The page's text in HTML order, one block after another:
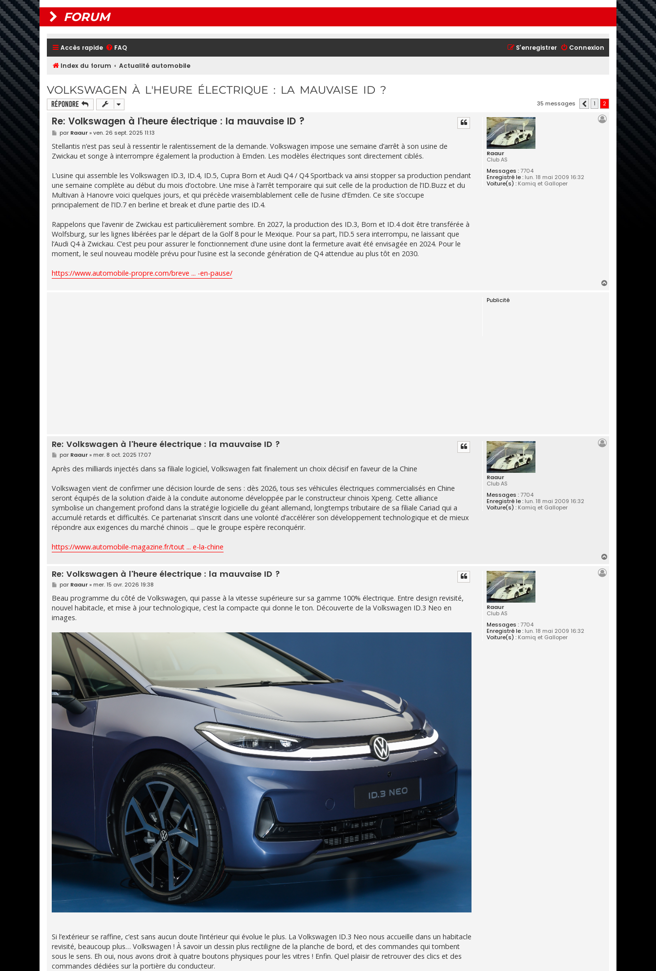
FORUM
Accès rapide FAQ Connexion
S’enregistrer
Index du forum Actualité automobile
VOLKSWAGEN À L'HEURE ÉLECTRIQUE : LA MAUVAISE ID ?
Répondre 35 messages Précédente
1 2
Raaur
Club AS
Messages :7704
Enregistré le :lun. 18 mai 2009 16:32
Voiture(s) :Kamiq et Galloper
Re: Volkswagen à l'heure électrique : la mauvaise ID ?
M
e
s
s
a
par Raaur»ven. 26 sept. 2025 11:13
Stellantis n’est pas seul à ressentir le ralentissement de la demande. Volkswagen impose une semaine d’arrêt à son usine de
Zwickau et songe à interrompre également la production à Emden. Les modèles électriques sont directement ciblés.
L’usine qui assemble les Volkswagen ID.3, ID.4, ID.5, Cupra Born et Audi Q4 / Q4 Sportback va ainsi stopper sa production pendant
une semaine complète au début du mois d’octobre. Une mise à l’arrêt temporaire qui suit celle de la production de l’ID.Buzz et du
Multivan à Hanovre voici quelques jours, et qui précède vraisemblablement celle de l’usine d’Emden. Ce site s’occupe
principalement de l’ID.7 en berline et break et d’une partie des ID.4.
Rappelons que l’avenir de Zwickau est particulièrement sombre. En 2027, la production des ID.3, Born et ID.4 doit être transférée à
Wolfsburg, sur les lignes libérées par le départ de la Golf 8 pour le Mexique. Pour sa part, l’ID.5 sera interrompu, ne laissant que
l’Audi Q4 à Zwickau. C’est peu pour assurer le fonctionnement d’une usine dont la fermeture avait été envisagée en 2024. Pour le
moment, le seul nouveau modèle prévu pour l’usine est la seconde génération de Q4 attendue au plus tôt en 2030.
https://www.automobile-propre.com/breve ... -en-pause/
Publicité
Raaur
Club AS
Messages :7704
Enregistré le :lun. 18 mai 2009 16:32
Voiture(s) :Kamiq et Galloper
Re: Volkswagen à l'heure électrique : la mauvaise ID ?
M
e
s
s
g
e
par Raaur» mer. 8 oct. 2025 17:07
Après des milliards injectés dans sa filiale logiciel, Volkswagen fait finalement un choix décisif en faveur de la Chine
Volkswagen vient de confirmer une décision lourde de sens : dès 2026, tous ses véhicules électriques commercialisés en Chine
seront équipés de la solution d’aide à la conduite autonome développée par le constructeur chinois Xpeng. Cette alliance
symbolise un changement profond dans la stratégie logicielle du géant allemand, longtemps tributaire de sa filiale Cariad qui a
accumulé retards et difficultés. Ce partenariat s’inscrit dans une volonté d’accélérer son développement technologique et de mieux
répondre aux exigences du marché chinois ... que le groupe espère reconquérir.
https://www.automobile-magazine.fr/tout ... e-la-chine
Raaur
Club AS
Messages :7704
Enregistré le :lun. 18 mai 2009 16:32
Voiture(s) :Kamiq et Galloper
Re: Volkswagen à l'heure électrique : la mauvaise ID ?
M
e
s
s
a
g
e
par Raaur» mer. 15 avr. 2026 19:38
Beau programme du côté de Volkswagen, qui passe à la vitesse supérieure sur sa gamme 100% électrique. Entre design revisité,
nouvel habitacle, et mise à jour technologique, c’est la compacte qui donne le ton. Découverte de la Volkswagen ID.3 Neo en
images.
Si l’extérieur se raffine, c’est sans aucun doute l’intérieur qui évolue le plus. La Volkswagen ID.3 Neo nous accueille dans un habitacle
revisité, beaucoup plus… Volkswagen ! À savoir un dessin plus rectiligne de la planche de bord, et des commandes qui tombent
sous le sens. Eh oui, nous avons droit à quatre boutons physiques pour les vitres ! Enfin. Quel plaisir de retrouver des clics et des
commandes dédiées sur la portière du conducteur.